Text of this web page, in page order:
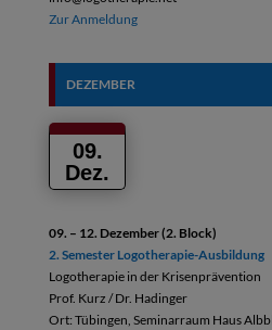
Zur Anmeldung
DEZEMBER
09.
Dez.
09. – 12. Dezember (2. Block)
2. Semester Logotherapie-Ausbildung
Logotherapie in der Krisenprävention
Prof. Kurz / Dr. Hadinger
Ort: Tübingen, Seminarraum Haus